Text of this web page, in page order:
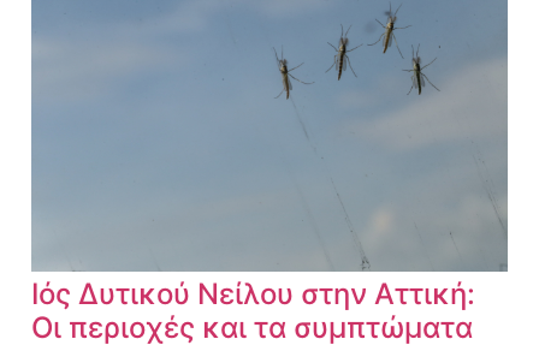
Ιός Δυτικού Νείλου στην Αττική:
Οι περιοχές και τα συμπτώματα